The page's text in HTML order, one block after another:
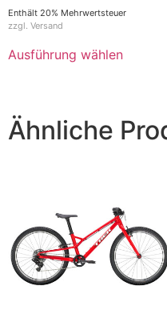
Enthält 20% Mehrwertsteuer
zzgl. Versand
Ausführung wählen
Ähnliche